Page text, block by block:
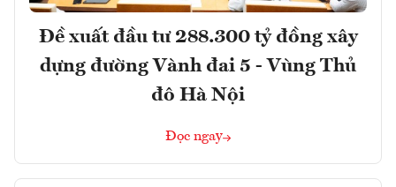
Đề xuất đầu tư 288.300 tỷ đồng xây
dựng đường Vành đai 5 - Vùng Thủ
đô Hà Nội
Đọc ngay